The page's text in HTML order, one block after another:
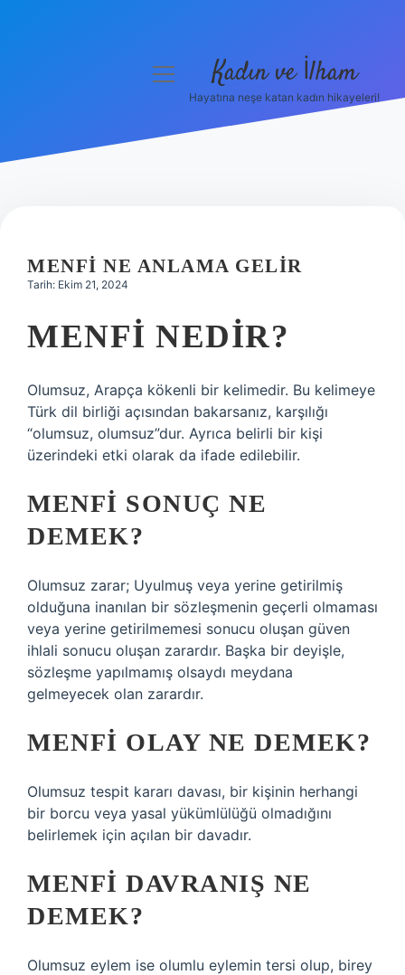
Hakkımızda
menüyü
Kadın ve İlham
Hayatına neşe katan kadın hikayeleri!
MENFI NE ANLAMA GELIR
Tarih: Ekim 21, 2024
MENFI NEDIR?
Olumsuz, Arapça kökenli bir kelimedir. Bu kelimeye
Türk dil birliği açısından bakarsanız, karşılığı
“olumsuz, olumsuz”dur. Ayrıca belirli bir kişi
üzerindeki etki olarak da ifade edilebilir.
MENFI SONUÇ NE
DEMEK?
Olumsuz zarar; Uyulmuş veya yerine getirilmiş
olduğuna inanılan bir sözleşmenin geçerli olmaması
veya yerine getirilmemesi sonucu oluşan güven
ihlali sonucu oluşan zarardır. Başka bir deyişle,
sözleşme yapılmamış olsaydı meydana
gelmeyecek olan zarardır.
MENFI OLAY NE DEMEK?
Olumsuz tespit kararı davası, bir kişinin herhangi
bir borcu veya yasal yükümlülüğü olmadığını
belirlemek için açılan bir davadır.
MENFI DAVRANIŞ NE
DEMEK?
Olumsuz eylem ise olumlu eylemin tersi olup, birey